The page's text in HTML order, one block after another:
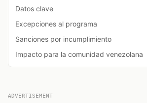
Datos clave
Excepciones al programa
Sanciones por incumplimiento
Impacto para la comunidad venezolana
ADVERTISEMENT